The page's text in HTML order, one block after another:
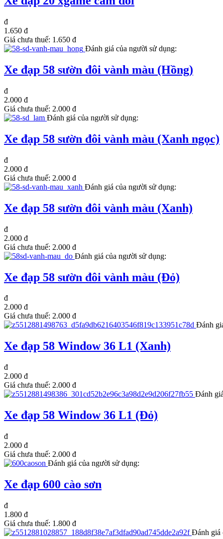
đ
1.650 đ
Giá chưa thuế: 1.650 đ
Đánh giá của người sử dụng:
Xe đạp 58 sườn đôi vành màu (Hồng)
đ
2.000 đ
Giá chưa thuế: 2.000 đ
Đánh giá của người sử dụng:
Xe đạp 58 sườn đôi vành màu (Xanh ngọc)
đ
2.000 đ
Giá chưa thuế: 2.000 đ
Đánh giá của người sử dụng:
Xe đạp 58 sườn đôi vành màu (Xanh)
đ
2.000 đ
Giá chưa thuế: 2.000 đ
Đánh giá của người sử dụng:
Xe đạp 58 sườn đôi vành màu (Đỏ)
đ
2.000 đ
Giá chưa thuế: 2.000 đ
Đánh
Xe đạp 58 Window 36 L1 (Xanh)
đ
2.000 đ
Giá chưa thuế: 2.000 đ
Đánh
Xe đạp 58 Window 36 L1 (Đỏ)
đ
2.000 đ
Giá chưa thuế: 2.000 đ
Đánh giá của người sử dụng:
Xe đạp 600 cào sơn
đ
1.800 đ
Giá chưa thuế: 1.800 đ
Đánh giá